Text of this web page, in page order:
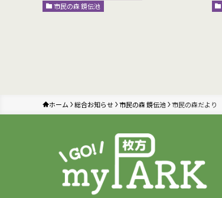
市民の森 鏡伝池
ホーム 総合お知らせ 市民の森 鏡伝池 市民の森だより